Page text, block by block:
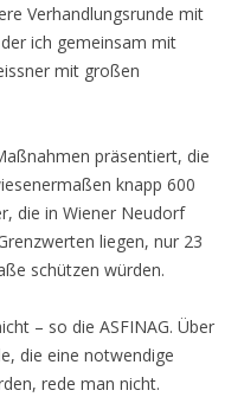
Verhandlungsrunde mit
ich gemeinsam mit
mit großen
präsentiert, die
knapp 600
die in Wiener Neudorf
liegen, nur 23
schützen würden.
– so die ASFINAG. Über
die eine notwendige
rede man nicht.